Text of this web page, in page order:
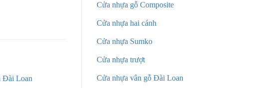
Cửa nhựa gỗ Composite
Cửa nhựa hai cánh
Cửa nhựa Sumko
Cửa nhựa trượt
Cửa nhựa vân gỗ Đài Loan